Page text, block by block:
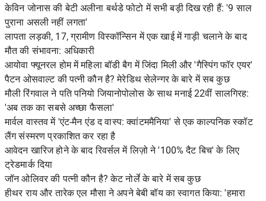
केविन जोनास की बेटी अलीना बर्थडे फोटो में सभी बड़ी दिख रही हैं: '9 साल
पुराना असली नहीं लगता'
लापता लड़की, 17, ग्रामीण विस्कॉन्सिन में एक खाई में गाड़ी चलाने के बाद
मौत की संभावना: अधिकारी
आयोवा फ्यूनरल होम में महिला बॉडी बैग में जिंदा मिली और 'गैस्पिंग फॉर एयर'
पैटन ओसवाल्ट की पत्नी कौन है? मेरेडिथ सेलेन्गर के बारे में सब कुछ
मौली रिंगवाल ने पति पनियो जियानोपोलोस के साथ मनाई 22वीं सालगिरह:
'अब तक का सबसे अच्छा फैसला'
मार्वल वास्तव में 'एंट-मैन एंड द वास्प: क्वांटममैनिया' से एक काल्पनिक स्कॉट
लैंग संस्मरण प्रकाशित कर रहा है
आवेदन खारिज होने के बाद रिवर्सल में लिज़ो ने '100% दैट बिच' के लिए
ट्रेडमार्क दिया
जॉन ओलिवर की पत्नी कौन है? केट नोर्ले के बारे में सब कुछ
हीथर राय और तारेक एल मौसा ने अपने बेबी बॉय का स्वागत किया: 'हमारा